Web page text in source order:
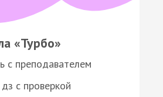
«Турбо»
с преподавателем
с проверкой